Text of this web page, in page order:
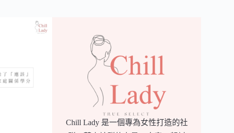
Chill Lady 是一個專為女性打造的社